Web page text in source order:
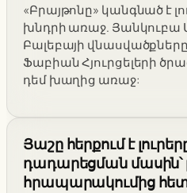
«Բրայթոնը» կանգնած է
խնդրի առաջ. Յանկուբա
Բալեբայի
Ֆաբիան Հյուրցելերի
դեմ խաղից առաջ:
Յաշը հերքում է
դադարեցման մասին՝
հրապարակումից